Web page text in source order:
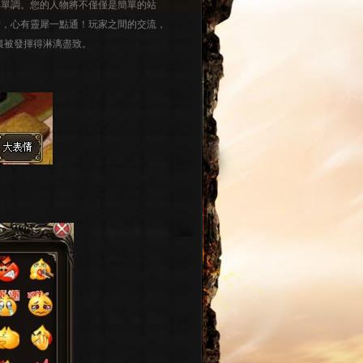
。您的人物將不僅僅是簡單的站
心有靈犀一點通！玩家之間的交流，
發揮得淋漓盡致。